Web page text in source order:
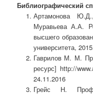
Библиографический
Артамонова
Муравьева А.А.
высшего
университета,
Гаврилов М. М.
ресурс] http://
24.11.2016
Грейс Н.